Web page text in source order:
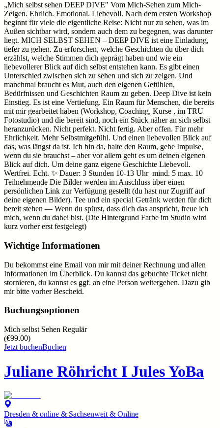
„Mich selbst sehen DEEP DIVE" Vom Mich-Sehen zum Mich-
Zeigen. Ehrlich. Emotional. Liebevoll. Nach dem ersten Workshop
beginnt für viele die eigentliche Reise: Nicht nur zu sehen, was im
Außen sichtbar wird, sondern auch dem zu begegnen, was darunter
liegt. MICH SELBST SEHEN – DEEP DIVE ist eine Einladung,
tiefer zu gehen. Zu erforschen, welche Geschichten du über dich
erzählst, welche Stimmen dich geprägt haben und wie ein
liebevollerer Blick auf dich selbst entstehen kann. Es gibt einen
Unterschied zwischen sich zu sehen und sich zu zeigen. Und
manchmal braucht es Mut, auch den eigenen Gefühlen,
Bedürfnissen und Geschichten Raum zu geben. Deep Dive ist kein
Einstieg. Es ist eine Vertiefung. Ein Raum für Menschen, die bereits
mit mir gearbeitet haben (Workshop, Coaching, Kurse , im TRU
Fotostudio) und die bereit sind, noch ein Stück näher an sich selbst
heranzurücken. Nicht perfekt. Nicht fertig. Aber offen. Für mehr
Ehrlichkeit. Mehr Selbstmitgefühl. Und einen liebevollen Blick auf
das, was längst da ist. Ich bin da, halte den Raum, gebe Impulse,
wenn du sie brauchst – aber vor allem geht es um deinen eigenen
Blick auf dich. Um deine ganz eigene Geschichte Liebevoll.
Wertfrei. Echt. ✨ Dauer: 3 Stunden 10-13 Uhr mind. 5 max. 10
Teilnehmende Die Bilder werden im Anschluss über einen
persönlichen Link zur Verfügung gestellt (du hast nur Zugriff auf
deine eigenen Bilder). Tee und ein special Getränk werden für dich
bereit stehen — Wenn du spürst, dass dich das anspricht, freue ich
mich, wenn du dabei bist. (Die Hintergrund Farbe im Studio wird
kurz vorher erst festgelegt)
Wichtige Informationen
Du bekommst eine Email von mir mit deiner Rechnung und allen
Informationen im Überblick. Du kannst das gebuchte Ticket nicht
stornieren, du kannst es ggf. an eine Person weitergeben. Dazu gib
mir bitte vorher Bescheid.
Buchungsoptionen
Mich selbst Sehen Regulär
(€99.00)
Jetzt buchenBuchen
Juliane Röhricht I Jules YoBa
Dresden & online & Sachsenweit & Online